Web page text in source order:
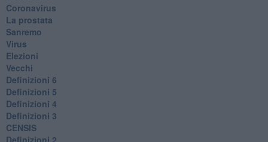
Coronavirus
La prostata
Sanremo
Virus
Elezioni
Vecchi
Definizioni 6
Definizioni 5
Definizioni 4
Definizioni 3
CENSIS
​Definizioni 2